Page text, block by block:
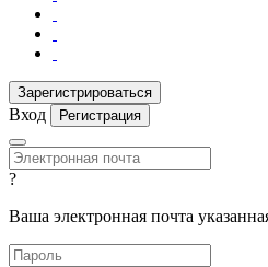
Вход Регистрация
?
Ваша электронная почта